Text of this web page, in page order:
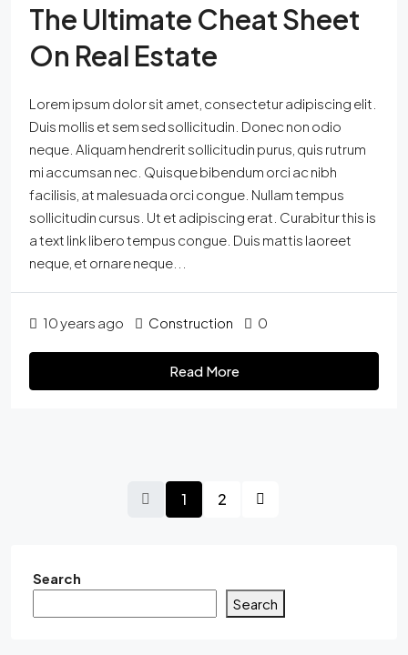
The Ultimate Cheat Sheet
On Real Estate
Lorem ipsum dolor sit amet, consectetur adipiscing elit.
Duis mollis et sem sed sollicitudin. Donec non odio
neque. Aliquam hendrerit sollicitudin purus, quis rutrum
mi accumsan nec. Quisque bibendum orci ac nibh
facilisis, at malesuada orci congue. Nullam tempus
sollicitudin cursus. Ut et adipiscing erat. Curabitur this is
a text link libero tempus congue. Duis mattis laoreet
neque, et ornare neque...
10 years ago Construction 0
Read More
1 2
Search
Search